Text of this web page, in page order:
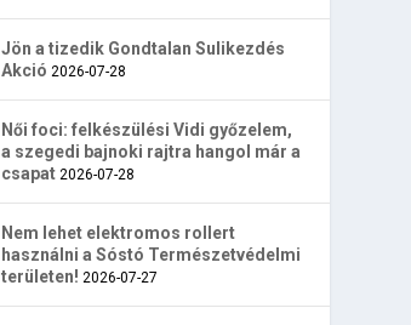
Jön a tizedik Gondtalan Sulikezdés
Akció 2026-07-28
Női foci: felkészülési Vidi győzelem,
a szegedi bajnoki rajtra hangol már a
csapat 2026-07-28
Nem lehet elektromos rollert
használni a Sóstó Természetvédelmi
területen! 2026-07-27